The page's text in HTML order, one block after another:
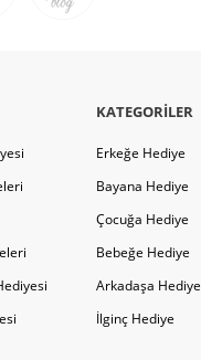
KATEGORILER
Erkeğe Hediye
Bayana Hediye
Çocuğa Hediye
Bebeğe Hediye
Arkadaşa Hediye
İlginç Hediye